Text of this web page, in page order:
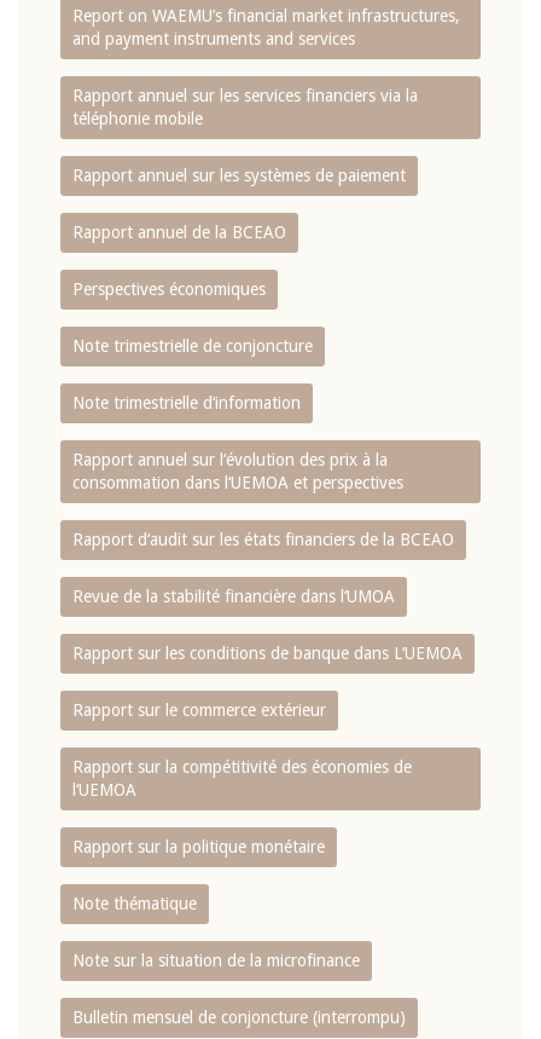
Report on WAEMU’s financial market infrastructures,
and payment instruments and services
Rapport annuel sur les services financiers via la
téléphonie mobile
Rapport annuel sur les systèmes de paiement
Rapport annuel de la BCEAO
Perspectives économiques
Note trimestrielle de conjoncture
Note trimestrielle d‘information
Rapport annuel sur l‘évolution des prix à la
consommation dans l‘UEMOA et perspectives
Rapport d‘audit sur les états financiers de la BCEAO
Revue de la stabilité financière dans l‘UMOA
Rapport sur les conditions de banque dans L‘UEMOA
Rapport sur le commerce extérieur
Rapport sur la compétitivité des économies de
l‘UEMOA
Rapport sur la politique monétaire
Note thématique
Note sur la situation de la microfinance
Bulletin mensuel de conjoncture (interrompu)